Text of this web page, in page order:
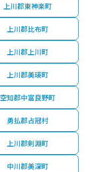
上川郡東神楽町
上川郡比布町
上川郡上川町
上川郡美瑛町
空知郡中富良野町
勇払郡占冠村
上川郡剣淵町
中川郡美深町